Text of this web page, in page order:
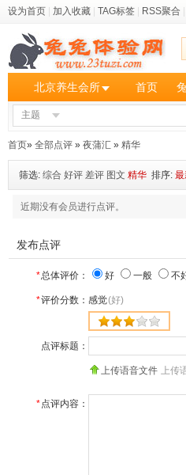
设为首页 加入收藏 TAG标签 RSS聚合
北京养生会所 首页
主题
首页» 全部点评 » 夜蒲汇 » 精华
筛选: 综合 好评 差评 图文 精华 排序:
近期没有会员进行点评。
发布点评
*总体评价： 好 一般 不
*评价分数： 感觉(好)
点评标题：
上传语音文件 上传
*点评内容：